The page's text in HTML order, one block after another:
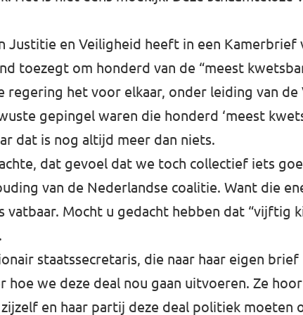
Justitie en Veiligheid heeft in een Kamerbrief
toezegt om honderd van de “meest
het voor elkaar, onder leiding van de
gepingel waren die honderd ‘meest
dat is nog altijd meer dan niets.
dat gevoel dat we toch collectief iets
van de Nederlandse coalitie. Want die
Mocht u gedacht hebben dat “vijftig
staatssecretaris, die naar haar eigen
we deze deal nou gaan uitvoeren. Ze
en haar partij deze deal politiek moeten